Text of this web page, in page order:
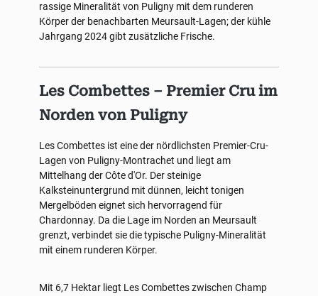
rassige Mineralität von Puligny mit dem runderen
Körper der benachbarten Meursault-Lagen; der kühle
Jahrgang 2024 gibt zusätzliche Frische.
Les Combettes – Premier Cru im
Norden von Puligny
Les Combettes ist eine der nördlichsten Premier-Cru-
Lagen von Puligny-Montrachet und liegt am
Mittelhang der Côte d'Or. Der steinige
Kalksteinuntergrund mit dünnen, leicht tonigen
Mergelböden eignet sich hervorragend für
Chardonnay. Da die Lage im Norden an Meursault
grenzt, verbindet sie die typische Puligny-Mineralität
mit einem runderen Körper.
Mit 6,7 Hektar liegt Les Combettes zwischen Champ